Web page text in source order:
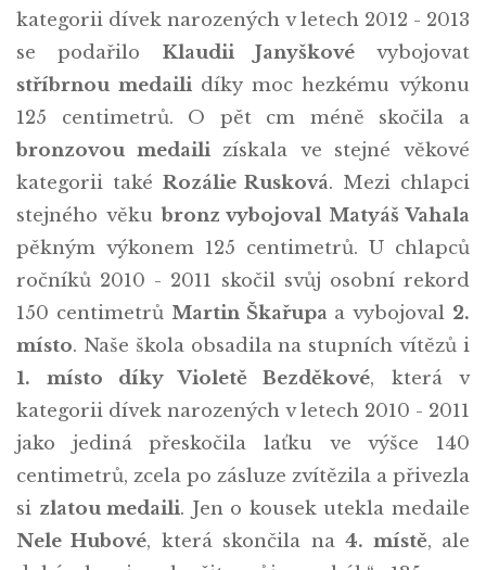
kategorii dívek narozených v letech 2012 - 2013
se podařilo Klaudii Janyškovévybojovat
stříbrnou medailidíky moc hezkému výkonu
125 centimetrů. O pět cm méně skočila a
bronzovou medailizískala ve stejné věkové
kategorii také Rozálie Rusková. Mezi chlapci
stejného věkubronz vybojoval Matyáš Vahala
pěkným výkonem 125 centimetrů. U chlapců
ročníků 2010 - 2011 skočil svůj osobní rekord
150 centimetrů Martin Škařupaa vybojoval 2.
místo. Naše škola obsadila na stupních vítězů i
1. místo díky Violetě Bezděkové, která v
kategorii dívek narozených v letech 2010 - 2011
jako jediná přeskočila laťku ve výšce 140
centimetrů, zcela po zásluze zvítězila a přivezla
si zlatou medaili. Jen o kousek utekla medaile
Nele Hubové, která skončila na4. místě, ale